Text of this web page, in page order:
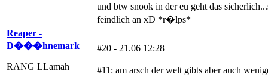
und btw snook in der eu geht das
feindlich an xD *r�lps*
Reaper -
D���hnemark
RANG LLamah
#20 - 21.06 12:28
#11: am arsch der welt gibts aber auch